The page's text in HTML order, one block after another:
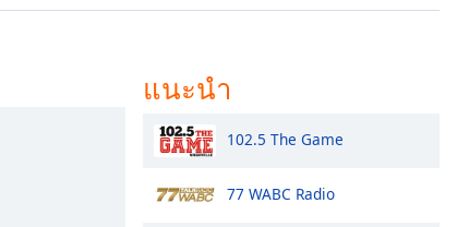
แนะนำ
102.5 The Game
77 WABC Radio